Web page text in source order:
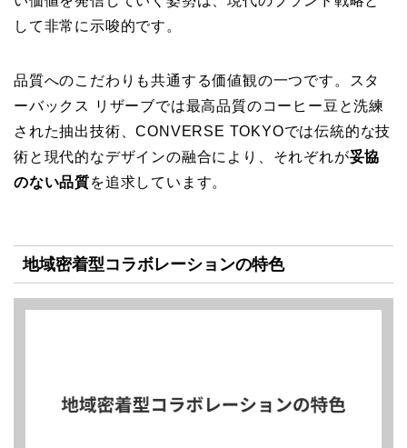
して非常に示唆的です。
品質へのこだわりも共通する価値観の一つです。スタ
ーバックス リザーブでは最高品質のコーヒー豆と洗練
された抽出技術、CONVERSE TOKYOでは伝統的な技
術と現代的なデザインの融合により、それぞれが妥協
のない品質を追求しています。
地域密着型コラボレーションの特色